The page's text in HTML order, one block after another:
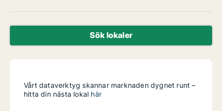
Sök lokaler
Vårt dataverktyg skannar marknaden dygnet runt –
hitta din nästa lokal här